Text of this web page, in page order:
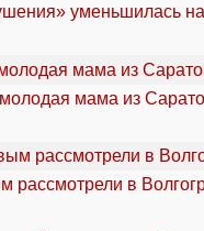
уменьшилась
мама из
рассмотрели в